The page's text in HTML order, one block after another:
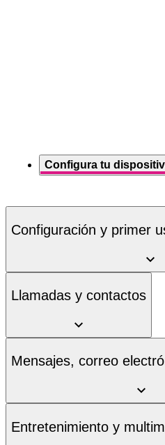
Configura tu
Configuración y primer
Llamadas y contactos
Mensajes, correo
Entretenimiento y